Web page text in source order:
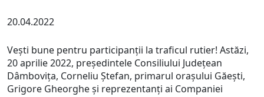
20.04.2022
Vești bune pentru participanții la traficul rutier! Astăzi,
20 aprilie 2022, președintele Consiliului Județean
Dâmbovița, Corneliu Ștefan, primarul orașului Găești,
Grigore Gheorghe și reprezentanți ai Companiei